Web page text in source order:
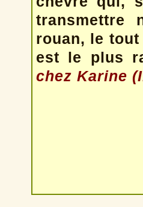
transmettre
rouan, le
est le plus
chez Karine